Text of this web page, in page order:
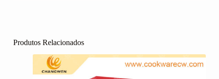
Produtos Relacionados